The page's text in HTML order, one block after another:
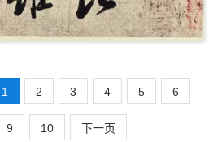
1 2 3 4 5 6
9 10 下一页